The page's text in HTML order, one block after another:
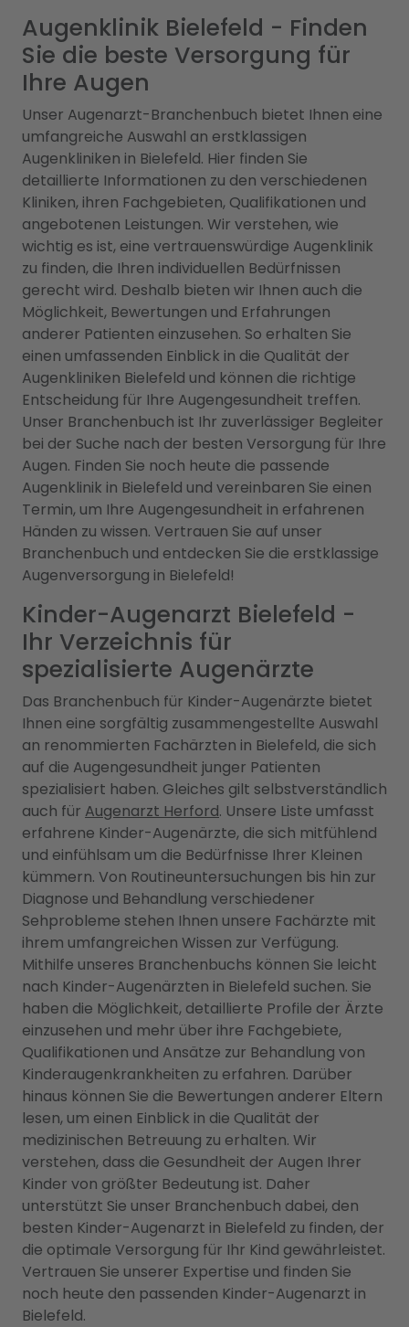
Augenklinik Bielefeld - Finden
Sie die beste Versorgung für
Ihre Augen
Unser Augenarzt-Branchenbuch bietet Ihnen eine
umfangreiche Auswahl an erstklassigen
Augenkliniken in Bielefeld. Hier finden Sie
detaillierte Informationen zu den verschiedenen
Kliniken, ihren Fachgebieten, Qualifikationen und
angebotenen Leistungen. Wir verstehen, wie
wichtig es ist, eine vertrauenswürdige Augenklinik
zu finden, die Ihren individuellen Bedürfnissen
gerecht wird. Deshalb bieten wir Ihnen auch die
Möglichkeit, Bewertungen und Erfahrungen
anderer Patienten einzusehen. So erhalten Sie
einen umfassenden Einblick in die Qualität der
Augenkliniken Bielefeld und können die richtige
Entscheidung für Ihre Augengesundheit treffen.
Unser Branchenbuch ist Ihr zuverlässiger Begleiter
bei der Suche nach der besten Versorgung für Ihre
Augen. Finden Sie noch heute die passende
Augenklinik in Bielefeld und vereinbaren Sie einen
Termin, um Ihre Augengesundheit in erfahrenen
Händen zu wissen. Vertrauen Sie auf unser
Branchenbuch und entdecken Sie die erstklassige
Augenversorgung in Bielefeld!
Kinder-Augenarzt Bielefeld -
Ihr Verzeichnis für
spezialisierte Augenärzte
Das Branchenbuch für Kinder-Augenärzte bietet
Ihnen eine sorgfältig zusammengestellte Auswahl
an renommierten Fachärzten in Bielefeld, die sich
auf die Augengesundheit junger Patienten
spezialisiert haben. Gleiches gilt selbstverständlich
auch für Augenarzt Herford. Unsere Liste umfasst
erfahrene Kinder-Augenärzte, die sich mitfühlend
und einfühlsam um die Bedürfnisse Ihrer Kleinen
kümmern. Von Routineuntersuchungen bis hin zur
Diagnose und Behandlung verschiedener
Sehprobleme stehen Ihnen unsere Fachärzte mit
ihrem umfangreichen Wissen zur Verfügung.
Mithilfe unseres Branchenbuchs können Sie leicht
nach Kinder-Augenärzten in Bielefeld suchen. Sie
haben die Möglichkeit, detaillierte Profile der Ärzte
einzusehen und mehr über ihre Fachgebiete,
Qualifikationen und Ansätze zur Behandlung von
Kinderaugenkrankheiten zu erfahren. Darüber
hinaus können Sie die Bewertungen anderer Eltern
lesen, um einen Einblick in die Qualität der
medizinischen Betreuung zu erhalten. Wir
verstehen, dass die Gesundheit der Augen Ihrer
Kinder von größter Bedeutung ist. Daher
unterstützt Sie unser Branchenbuch dabei, den
besten Kinder-Augenarzt in Bielefeld zu finden, der
die optimale Versorgung für Ihr Kind gewährleistet.
Vertrauen Sie unserer Expertise und finden Sie
noch heute den passenden Kinder-Augenarzt in
Bielefeld.